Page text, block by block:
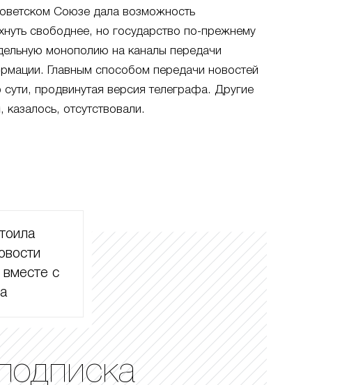
Союзе дала возможность
свободнее, но государство по-прежнему
монополию на каналы передачи
Главным способом передачи новостей
продвинутая версия телеграфа. Другие
казалось, отсутствовали.
вместе с